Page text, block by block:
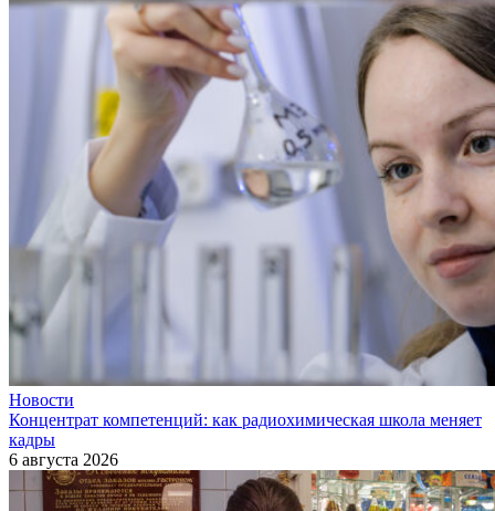
Новости
Концентрат компетенций: как радиохимическая школа меняет
кадры
6 августа 2026